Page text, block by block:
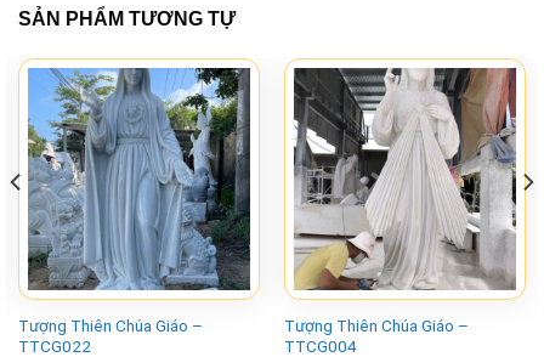
SẢN PHẨM TƯƠNG TỰ
Tượng Thiên Chúa Giáo –
TTCG022
Tượng Thiên Chúa Giáo –
TTCG004